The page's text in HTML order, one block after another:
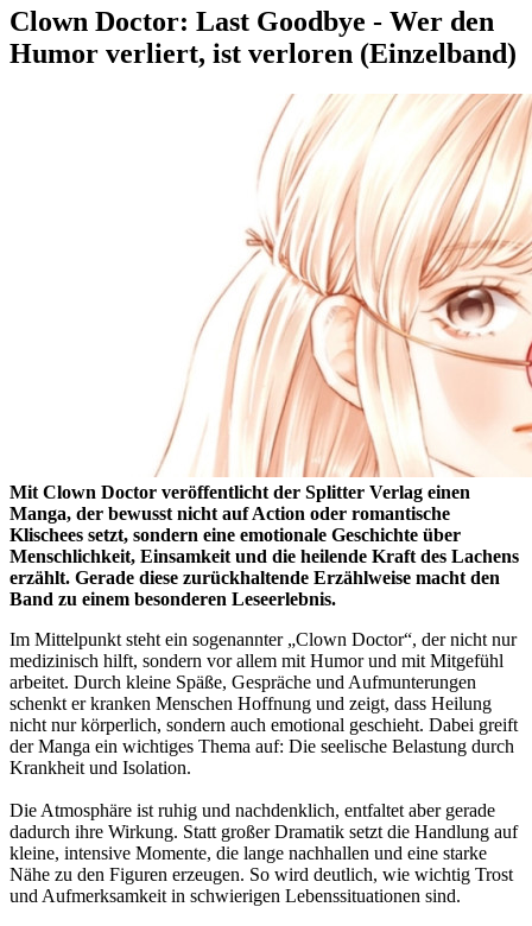
Clown Doctor: Last Goodbye - Wer den
Humor verliert, ist verloren (Einzelband)
Mit Clown Doctor veröffentlicht der Splitter Verlag einen
Manga, der bewusst nicht auf Action oder romantische
Klischees setzt, sondern eine emotionale Geschichte über
Menschlichkeit, Einsamkeit und die heilende Kraft des Lachens
erzählt. Gerade diese zurückhaltende Erzählweise macht den
Band zu einem besonderen Leseerlebnis.
Im Mittelpunkt steht ein sogenannter „Clown Doctor“, der nicht nur
medizinisch hilft, sondern vor allem mit Humor und mit Mitgefühl
arbeitet. Durch kleine Späße, Gespräche und Aufmunterungen
schenkt er kranken Menschen Hoffnung und zeigt, dass Heilung
nicht nur körperlich, sondern auch emotional geschieht. Dabei greift
der Manga ein wichtiges Thema auf: Die seelische Belastung durch
Krankheit und Isolation.
Die Atmosphäre ist ruhig und nachdenklich, entfaltet aber gerade
dadurch ihre Wirkung. Statt großer Dramatik setzt die Handlung auf
kleine, intensive Momente, die lange nachhallen und eine starke
Nähe zu den Figuren erzeugen. So wird deutlich, wie wichtig Trost
und Aufmerksamkeit in schwierigen Lebenssituationen sind.